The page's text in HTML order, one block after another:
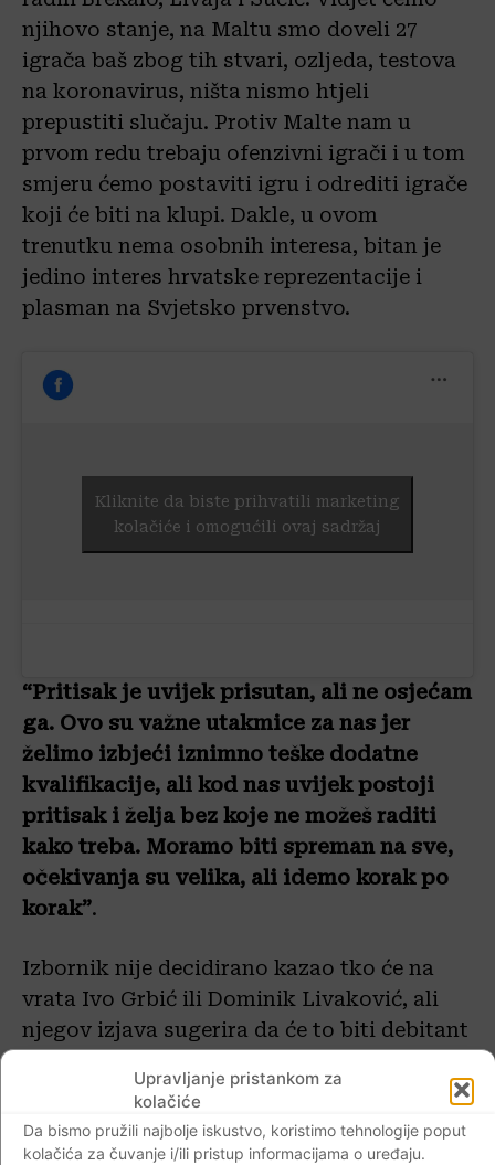
Upravljanje pristankom za
kolačiće
Da bismo pružili najbolje iskustvo, koristimo tehnologije poput
kolačića za čuvanje i/ili pristup informacijama o uređaju.
njihovo stanje, na Maltu smo doveli 27
igrača baš zbog tih stvari, ozljeda, testova
na koronavirus, ništa nismo htjeli
prepustiti slučaju. Protiv Malte nam u
prvom redu trebaju ofenzivni igrači i u tom
smjeru ćemo postaviti igru i odrediti igrače
koji će biti na klupi. Dakle, u ovom
trenutku nema osobnih interesa, bitan je
jedino interes hrvatske reprezentacije i
plasman na Svjetsko prvenstvo.
Kliknite da biste prihvatili marketing
kolačiće i omogućili ovaj sadržaj
“Pritisak je uvijek prisutan, ali ne osjećam
ga. Ovo su važne utakmice za nas jer
želimo izbjeći iznimno teške dodatne
kvalifikacije, ali kod nas uvijek postoji
pritisak i želja bez koje ne možeš raditi
kako treba. Moramo biti spreman na sve,
očekivanja su velika, ali idemo korak po
korak”.
Izbornik nije decidirano kazao tko će na
vrata Ivo Grbić ili Dominik Livaković, ali
njegov izjava sugerira da će to biti debitant
pozivan, ali još nema nijedan nastup za A
vrstu…